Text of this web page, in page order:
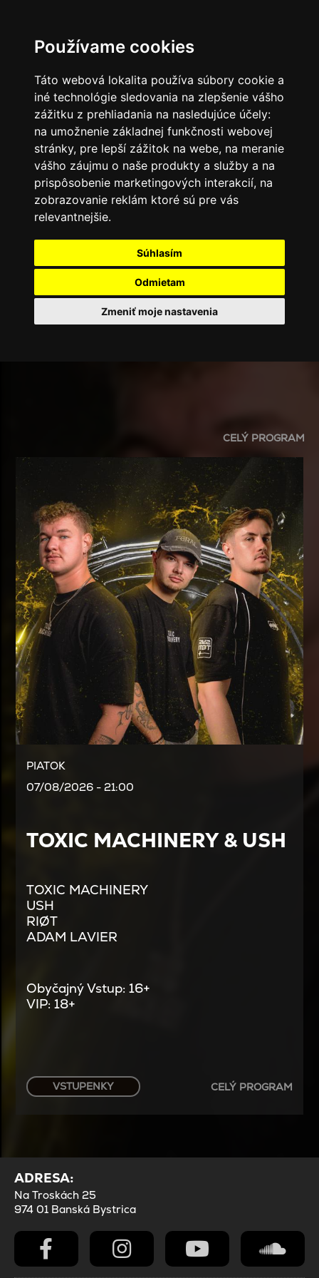
Používame cookies
Táto webová lokalita používa súbory cookie a
iné technológie sledovania na zlepšenie vášho
zážitku z prehliadania na nasledujúce účely:
na umožnenie základnej funkčnosti webovej
stránky, pre lepší zážitok na webe, na meranie
vášho záujmu o naše produkty a služby a na
prispôsobenie marketingových interakcií, na
zobrazovanie reklám ktoré sú pre vás
relevantnejšie.
Súhlasím
Odmietam
Zmeniť moje nastavenia
CELÝ PROGRAM
PIATOK
07/08/2026 - 21:00
TOXIC MACHINERY & USH
TOXIC MACHINERY
USH
RIØT
ADAM LAVIER
Obyčajný Vstup: 16+
VIP: 18+
VSTUPENKY CELÝ PROGRAM
ADRESA:
Na Troskách 25
974 01 Banská Bystrica